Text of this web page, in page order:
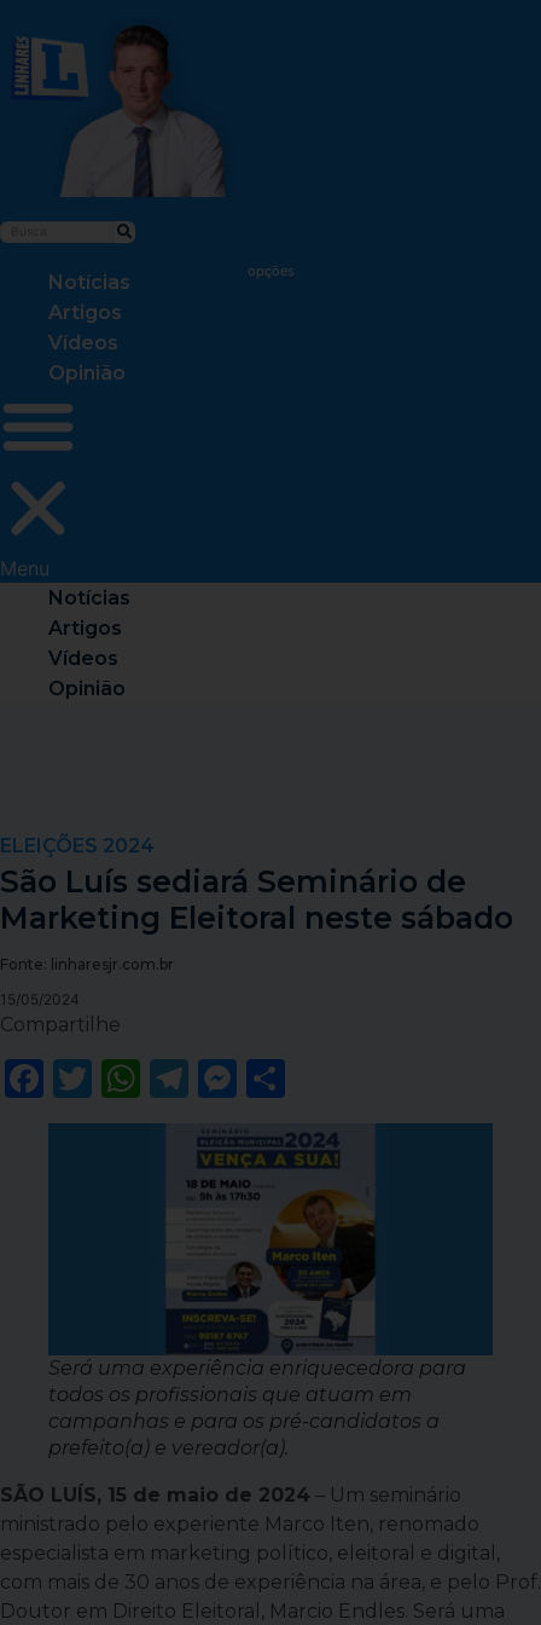
Notícias
Artigos
Vídeos
Opinião
Menu
Notícias
Artigos
Vídeos
Opinião
ELEIÇÕES 2024
São Luís sediará Seminário de
Marketing Eleitoral neste sábado
Fonte: linharesjr.com.br
15/05/2024
Compartilhe
Facebook
Twitter
WhatsApp
Telegram
Messenger
Será uma experiência enriquecedora para
todos os profissionais que atuam em
campanhas e para os pré-candidatos a
prefeito(a) e vereador(a).
SÃO LUÍS, 15 de maio de 2024 – Um seminário
ministrado pelo experiente Marco Iten, renomado
especialista em marketing político, eleitoral e digital,
com mais de 30 anos de experiência na área, e pelo Prof.
Doutor em Direito Eleitoral, Marcio Endles. Será uma